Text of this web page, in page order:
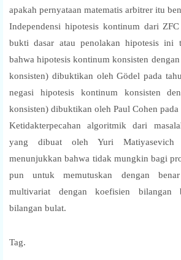
apakah pernyataan matematis arbitrer itu
Independensi hipotesis kontinum dari
bukti dasar atau penolakan hipotesis ini
bahwa hipotesis kontinum konsisten
konsisten) dibuktikan oleh Gödel pada
negasi hipotesis kontinum konsisten
konsisten) dibuktikan oleh Paul Cohen pada
Ketidakterpecahan algoritmik dari
yang dibuat oleh Yuri Matiyasevich
menunjukkan bahwa tidak mungkin bagi
pun untuk memutuskan dengan
multivariat dengan koefisien
bilangan bulat.
Tag.